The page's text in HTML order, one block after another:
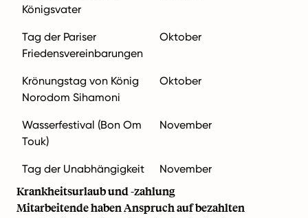
Königsvater
Tag der Pariser
Friedensvereinbarungen
Oktober
Krönungstag von König
Norodom Sihamoni
Oktober
Wasserfestival (Bon Om
Touk)
November
Tag der Unabhängigkeit November
Krankheitsurlaub und -zahlung
Mitarbeitende haben Anspruch auf bezahlten